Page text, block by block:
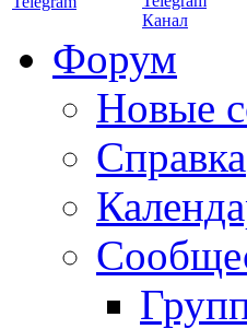
Форум
Новые
Справка